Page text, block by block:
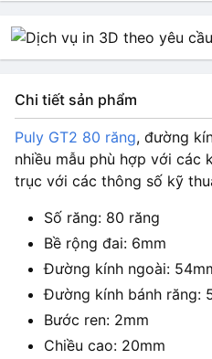
Chi tiết sản phẩm
Puly GT2 80 răng, đường
nhiều mẫu phù hợp với các
trục với các thông số kỹ
Số răng: 80 răng
Bề rộng đai: 6mm
Đường kính ngoài:
Đường kính bánh răng:
Bước ren: 2mm
Chiều cao: 20mm